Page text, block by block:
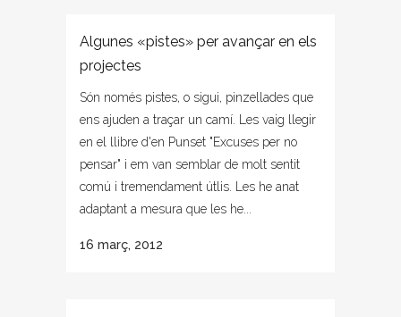
Algunes «pistes» per avançar en els
projectes
Són només pistes, o sigui, pinzellades que
ens ajuden a traçar un camí. Les vaig llegir
en el llibre d'en Punset "Excuses per no
pensar" i em van semblar de molt sentit
comú i tremendament útlis. Les he anat
adaptant a mesura que les he...
16 març, 2012